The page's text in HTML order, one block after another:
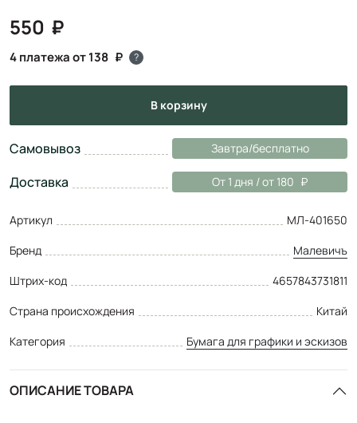
550
4 платежа от 138 ?
в корзину
Самовывоз Завтра/бесплатно
Доставка От 1 дня / от 180
Артикул
МЛ-401650
Бренд
Малевичъ
Штрих-код
4657843731811
Страна происхождения
Китай
Категория
Бумага для графики и эскизов
ОПИСАНИЕ ТОВАРА